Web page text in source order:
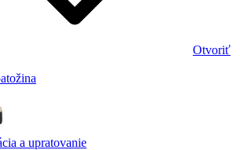
Otvoriť
a upratovanie